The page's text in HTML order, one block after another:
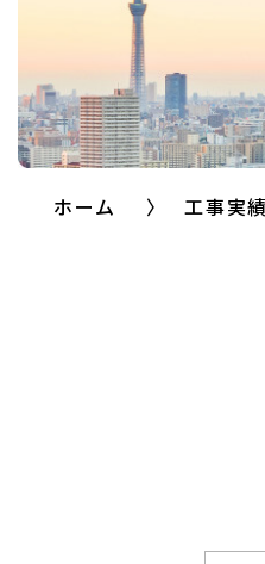
ホーム 工事実績